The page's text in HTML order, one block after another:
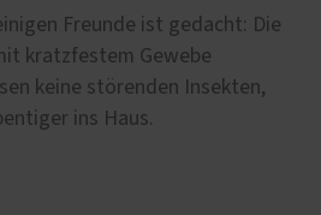
Freunde ist gedacht: Die
kratzfestem Gewebe
keine störenden Insekten,
ins Haus.